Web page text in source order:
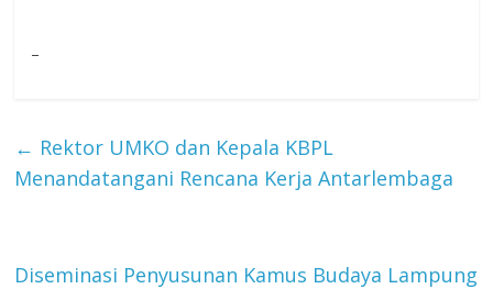
–
← Rektor UMKO dan Kepala KBPL
Menandatangani Rencana Kerja Antarlembaga
Diseminasi Penyusunan Kamus Budaya Lampung